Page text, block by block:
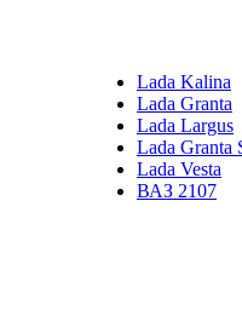
Lada Kalina
Lada Granta
Lada Largus
Lada Granta
Lada Vesta
ВАЗ 2107